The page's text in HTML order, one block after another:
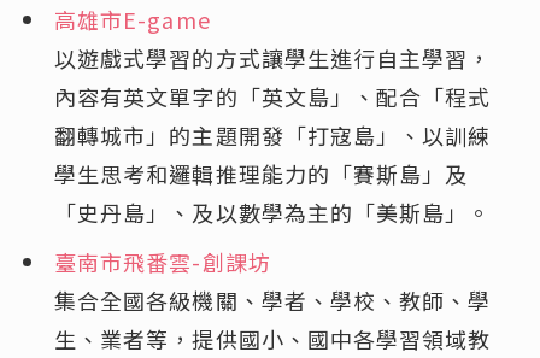
高雄市E-game
以遊戲式學習的方式讓學生進行自主學習，
內容有英文單字的「英文島」、配合「程式
翻轉城市」的主題開發「打寇島」、以訓練
學生思考和邏輯推理能力的「賽斯島」及
「史丹島」、及以數學為主的「美斯島」。
臺南市飛番雲-創課坊
集合全國各級機關、學者、學校、教師、學
生、業者等，提供國小、國中各學習領域教